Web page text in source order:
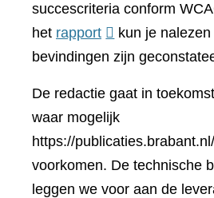
succescriteria conform
het rapport(verwijst
naar
andere
website)
kun je
bevindingen zijn
De redactie gaat in
waar mogelijk
https://
voorkomen. De technische
leggen we voor aan de